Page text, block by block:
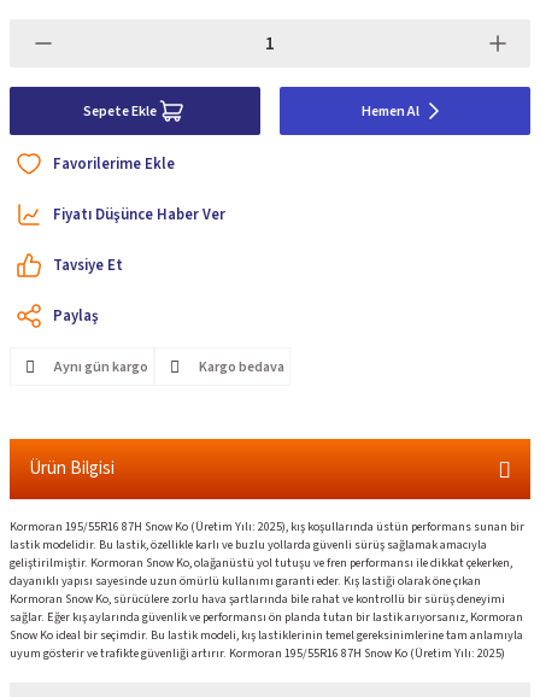
Sepete Ekle Hemen Al
Fiyatı Düşünce Haber Ver
Tavsiye Et
Paylaş
Aynı gün kargo Kargo bedava
Ürün Bilgisi
Kormoran 195/55R16 87H Snow Ko (Üretim Yılı: 2025), kış koşullarında üstün performans sunan bir
lastik modelidir. Bu lastik, özellikle karlı ve buzlu yollarda güvenli sürüş sağlamak amacıyla
geliştirilmiştir. Kormoran Snow Ko, olağanüstü yol tutuşu ve fren performansı ile dikkat çekerken,
dayanıklı yapısı sayesinde uzun ömürlü kullanımı garanti eder. Kış lastiği olarak öne çıkan
Kormoran Snow Ko, sürücülere zorlu hava şartlarında bile rahat ve kontrollü bir sürüş deneyimi
sağlar. Eğer kış aylarında güvenlik ve performansı ön planda tutan bir lastik arıyorsanız, Kormoran
Snow Ko ideal bir seçimdir. Bu lastik modeli, kış lastiklerinin temel gereksinimlerine tam anlamıyla
uyum gösterir ve trafikte güvenliği artırır. Kormoran 195/55R16 87H Snow Ko (Üretim Yılı: 2025)